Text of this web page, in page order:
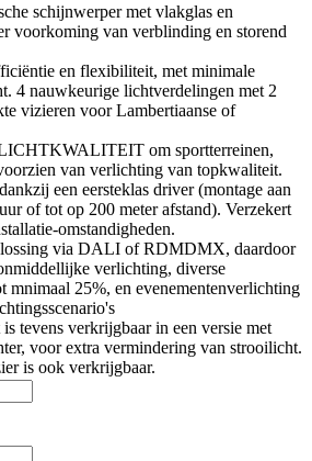
schijnwerper met vlakglas en
voorkoming van verblinding en storend
en flexibiliteit, met minimale
4 nauwkeurige lichtverdelingen met 2
vizieren voor Lambertiaanse of
om sportterreinen,
van verlichting van topkwaliteit.
een eersteklas driver (montage aan
of tot op 200 meter afstand). Verzekert
omstandigheden.
via DALI of RDMDMX, daardoor
verlichting, diverse
mnimaal 25%, en evenementenverlichting
tevens verkrijgbaar in een versie met
voor extra vermindering van strooilicht.
is ook verkrijgbaar.